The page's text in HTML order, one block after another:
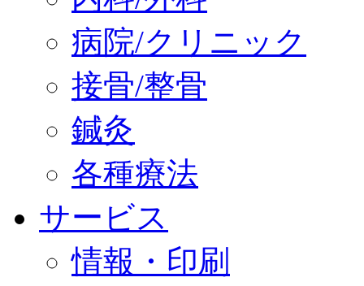
病院/クリニック
接骨/整骨
鍼灸
各種療法
サービス
情報・印刷